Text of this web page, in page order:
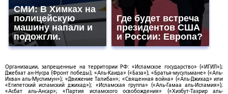
СМИ: В Химках на
полицейскую
машину напали и
подожгли.
Где будет встреча
президентов США
и России: Европа?
Организации, запрещенные на территории РФ: «Исламское государство» («ИГИЛ»);
Джебхат ан-Нусра (Фронт победы); «Аль-Каида» («База»); «Братья-мусульмане» («Аль-
Ихван аль-Муслимун»); «Движение Талибан»; «Священная война» («Аль-Джихад» или
«Египетский исламский джихад»); «Исламская группа» («Аль-Гамаа аль-Исламия»);
«Асбат аль-Ансар»; «Партия исламского освобождения» («Хизбут-Тахрир аль-